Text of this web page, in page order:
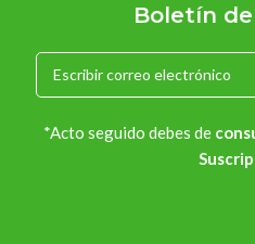
Boletín
*Acto seguido debes de